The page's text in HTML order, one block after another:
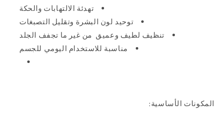
تهدئة الالتهابات والحكة
توحيد لون البشرة وتقليل التصبغات
تنظيف لطيف وعميق من غير ما تجفف الجلد
مناسبة للاستخدام اليومي للجسم
المكونات الأساسية: